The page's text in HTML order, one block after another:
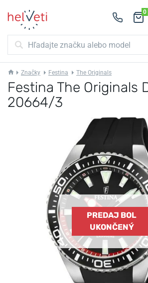
0
Značky Festina The Originals
Festina The Originals
20664/3
PREDAJ BOL
UKONČENÝ